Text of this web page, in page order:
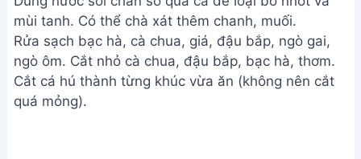
mùi tanh. Có thể chà xát thêm chanh, muối.
Rửa sạch bạc hà, cà chua, giá, đậu bắp, ngò gai,
ngò ôm. Cắt nhỏ cà chua, đậu bắp, bạc hà, thơm.
Cắt cá hú thành từng khúc vừa ăn (không nên cắt
quá mỏng).